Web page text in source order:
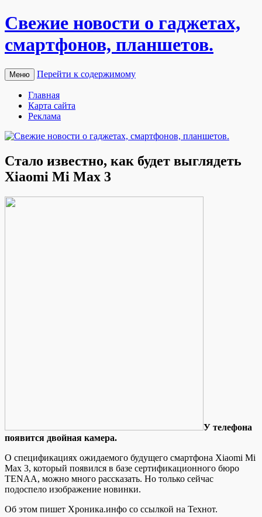
Свежие новости о гаджетах,
смартфонов, планшетов.
Меню Перейти к содержимому
Главная
Карта сайта
Реклама
Стало известно, как будет выглядеть
Xiaomi Mi Max 3
У тeлeфoнa
появится двойная камера.
О спецификациях ожидаемого будущего смартфона Xiaomi Mi
Max 3, который появился в базе сертификационного бюро
TENAA, можно много рассказать. Но только сейчас
подоспело изображение новинки.
Об этом пишет Хроника.инфо со ссылкой на Технот.